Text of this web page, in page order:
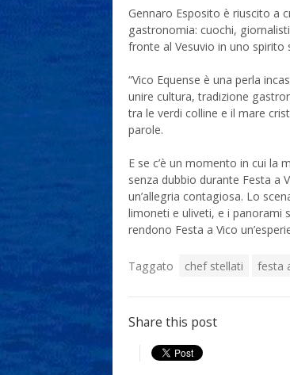
Gennaro Esposito è riuscito a
gastronomia: cuochi,
fronte al Vesuvio in uno spirito
“Vico Equense è una perla
unire cultura, tradizione
tra le verdi colline e il mare
parole.
E se c’è un momento in cui la
senza dubbio durante Festa a
un’allegria contagiosa. Lo
limoneti e uliveti, e i panorami
rendono Festa a Vico
Taggato chef stellati festa
Share this post